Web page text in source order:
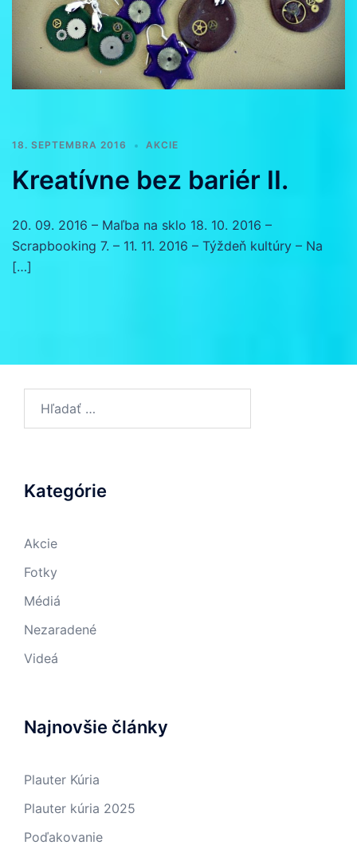
18. SEPTEMBRA 2016 AKCIE
Kreatívne bez bariér II.
20. 09. 2016 – Maľba na sklo 18. 10. 2016 –
Scrapbooking 7. – 11. 11. 2016 – Týždeň kultúry – Na
[…]
Kategórie
Akcie
Fotky
Médiá
Nezaradené
Videá
Najnovšie články
Plauter Kúria
Plauter kúria 2025
Poďakovanie